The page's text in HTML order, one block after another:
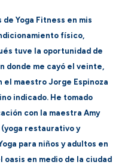
Yoga Fitness en mis
físico,
tuve la oportunidad de
donde me cayó el veinte,
el maestro Jorge Espinoza
indicado. He tomado
con la maestra Amy
(yoga restaurativo y
para niños y adultos en
oasis en medio de la ciudad